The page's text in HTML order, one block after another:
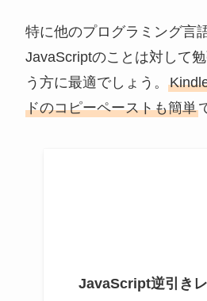
特に他のプログラミング言
JavaScriptのことは対して
う方に最適でしょう。
ドのコピーペーストも簡単
JavaScript逆引き